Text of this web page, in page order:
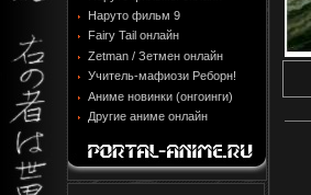
Наруто фильм 9
Fairy Tail онлайн
Zetman / Зетмен онлайн
Учитель-мафиози Реборн!
Аниме новинки (онгоинги)
Другие аниме онлайн